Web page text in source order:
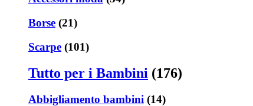
Borse (21)
Scarpe (101)
Tutto per i Bambini (176)
Abbigliamento bambini (14)